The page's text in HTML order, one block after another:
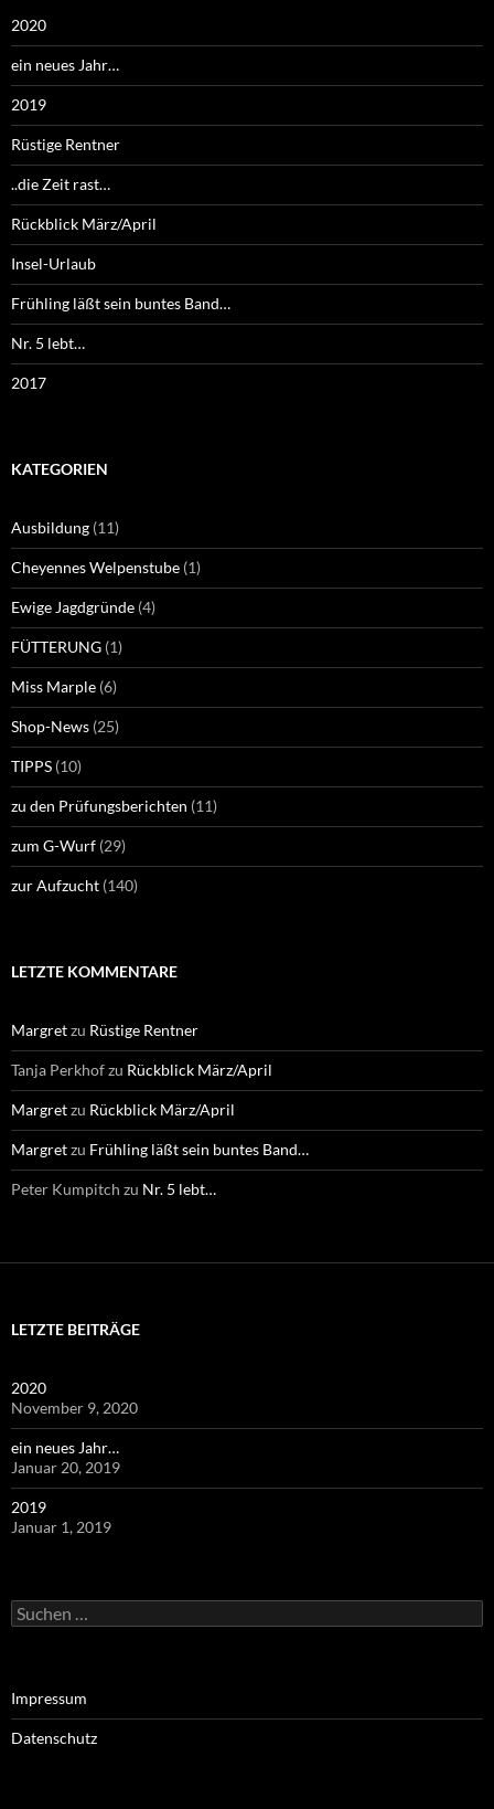
2020
ein neues Jahr…
2019
Rüstige Rentner
..die Zeit rast…
Rückblick März/April
Insel-Urlaub
Frühling läßt sein buntes Band…
Nr. 5 lebt…
2017
KATEGORIEN
Ausbildung (11)
Cheyennes Welpenstube (1)
Ewige Jagdgründe (4)
FÜTTERUNG (1)
Miss Marple (6)
Shop-News (25)
TIPPS (10)
zu den Prüfungsberichten (11)
zum G-Wurf (29)
zur Aufzucht (140)
LETZTE KOMMENTARE
Margretzu Rüstige Rentner
Tanja Perkhofzu Rückblick März/April
Margretzu Rückblick März/April
Margretzu Frühling läßt sein buntes Band…
Peter Kumpitch zu Nr. 5 lebt…
LETZTE BEITRÄGE
2020
November 9, 2020
ein neues Jahr…
Januar 20, 2019
2019
Januar 1, 2019
Suchen
nach:
Impressum
Datenschutz